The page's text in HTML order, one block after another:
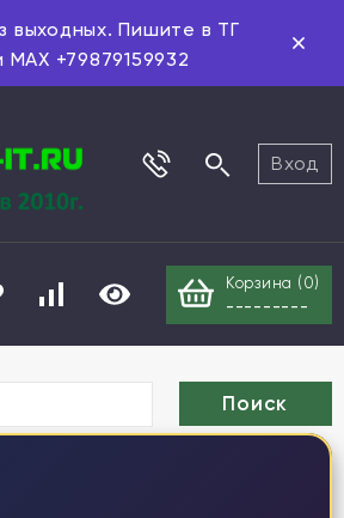
выходных. Пишите в ТГ
+79879159932
Вход
Корзина ( 0)
---------